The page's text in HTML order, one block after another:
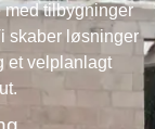
tilbygninger
skaber løsninger
et velplanlagt